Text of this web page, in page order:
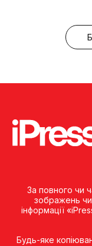
За повного чи
зображень
інформації
Будь-яке